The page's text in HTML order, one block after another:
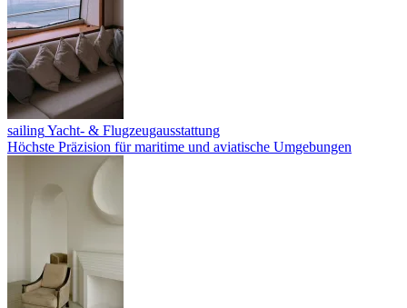
sailingYacht- & Flugzeugausstattung
Höchste Präzision für maritime und aviatische Umgebungen